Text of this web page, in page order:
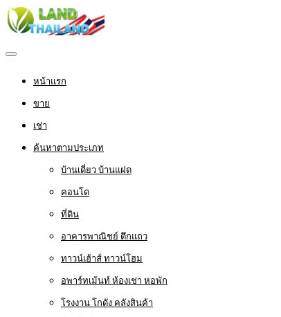
หน้าแรก
ขาย
เช่า
ค้นหาตามประเภท
บ้านเดี่ยว บ้านแฝด
คอนโด
ที่ดิน
อาคารพาณิชย์ ตึกแถว
ทาวน์เฮ้าส์ ทาวน์โฮม
อพาร์ทเม้นท์ ห้องเช่า หอพัก
โรงงาน โกดัง คลังสินค้า